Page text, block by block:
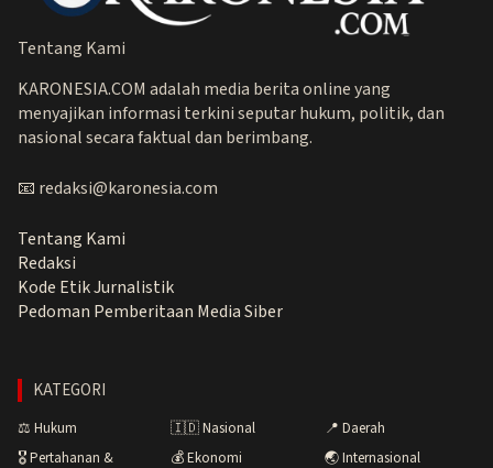
Tentang Kami
KARONESIA.COM adalah media berita online yang
menyajikan informasi terkini seputar hukum, politik, dan
nasional secara faktual dan berimbang.
📧 redaksi@karonesia.com
Tentang Kami
Redaksi
Kode Etik Jurnalistik
Pedoman Pemberitaan Media Siber
KATEGORI
⚖️ Hukum 🇮🇩 Nasional
📍 Daerah
🎖️ Pertahanan &
💰 Ekonomi 🌏 Internasional